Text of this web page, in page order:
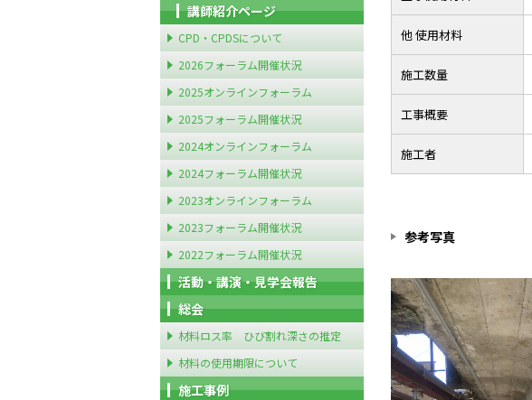
他 使用材料
施工数量
工事概要
施工者
参考写真
講師紹介ページ
CPD・CPDSについて
2026フォーラム開催状況
2025オンラインフォーラム
2025フォーラム開催状況
2024オンラインフォーラム
2024フォーラム開催状況
2023オンラインフォーラム
2023フォーラム開催状況
2022フォーラム開催状況
活動・講演・見学会報告
総会
材料ロス率 ひび割れ深さの推定
材料の使用期限について
施工事例